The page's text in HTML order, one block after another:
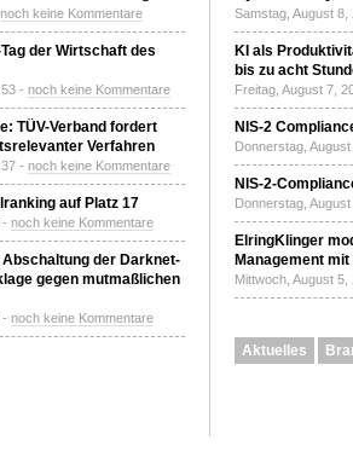
noch keine Kommentare
der Wirtschaft des
- noch keine Kommentare
TÜV-Verband fordert
Verfahren
- noch keine Kommentare
auf Platz 17
noch keine Kommentare
der Darknet-
gegen mutmaßlichen
noch keine Kommentare
Samstag, August
KI als
bis zu acht
Freitag, August 7,
NIS-2
Donnerstag,
NIS-2-
Donnerstag,
ElringKlinger
Management
Mittwoch, August
Aktuelles